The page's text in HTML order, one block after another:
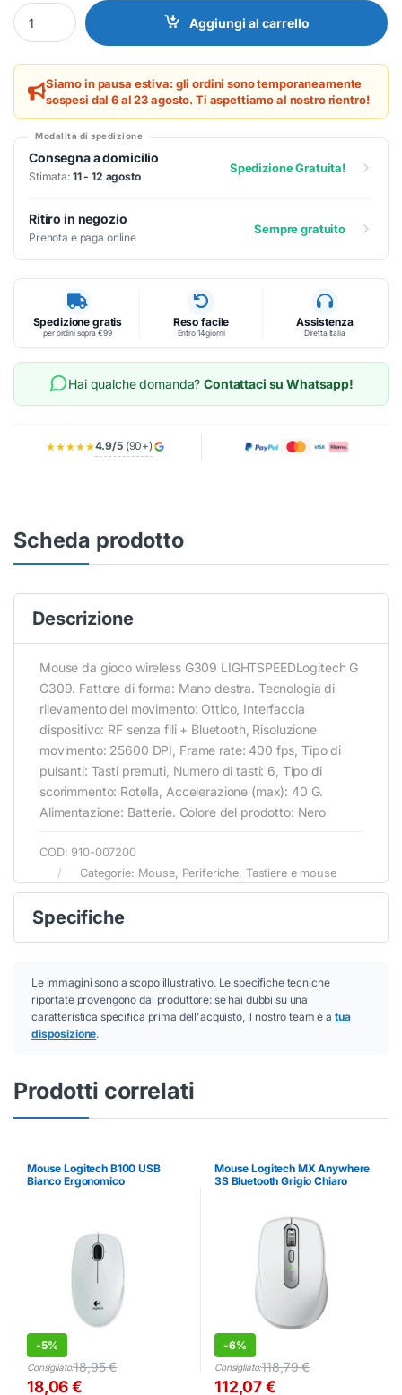
Mouse Logitech 910-007200 Wireless Bluetooth Nero quantity
Aggiungi al carrello
Siamo in pausa estiva: gli ordini sono temporaneamente
sospesi dal 6 al 23 agosto. Ti aspettiamo al nostro rientro!
Modalità di spedizione
Consegna a domicilio
Stimata: 11 - 12 agosto
Spedizione Gratuita!
Ritiro in negozio
Prenota e paga online
Sempre gratuito
Spedizione gratis
per ordini sopra €99
Reso facile
Entro 14 giorni
Assistenza
Diretta Italia
Hai qualche domanda?Contattaci su Whatsapp!
★★★★★4.9/5(90+)
Scheda prodotto
Descrizione
Mouse da gioco wireless G309 LIGHTSPEEDLogitech G
G309. Fattore di forma: Mano destra. Tecnologia di
rilevamento del movimento: Ottico, Interfaccia
dispositivo: RF senza fili + Bluetooth, Risoluzione
movimento: 25600 DPI, Frame rate: 400 fps, Tipo di
pulsanti: Tasti premuti, Numero di tasti: 6, Tipo di
scorimmento: Rotella, Accelerazione (max): 40 G.
Alimentazione: Batterie. Colore del prodotto: Nero
COD: 910-007200
Categorie: Mouse, Periferiche Tastiere e mouse
Specifiche
Le immagini sono a scopo illustrativo. Le specifiche tecniche
riportate provengono dal produttore: se hai dubbi su una
caratteristica specifica prima dell'acquisto, il nostro team è a tua
disposizione.
Prodotti correlati
Mouse Logitech B100 USB
Bianco Ergonomico
-5%
Consigliato:18,95€
18,06€
Mouse Logitech MX Anywhere
3S Bluetooth Grigio Chiaro
-6%
Consigliato:118,79€
112,07€